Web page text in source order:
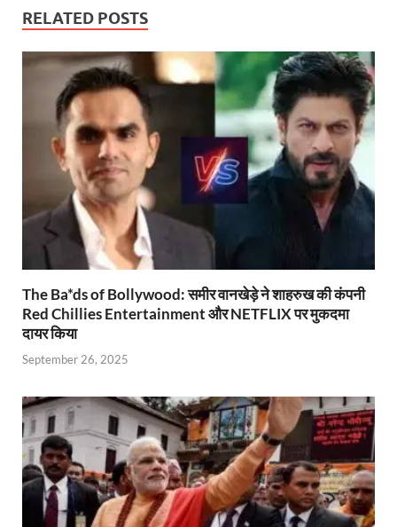
s
A
p
p
b
o
o
k
er
ie
n
dl
y
a
m
Li
n
k
RELATED POSTS
The Ba*ds of Bollywood: समीर वानखेड़े ने शाहरुख की कंपनी
Red Chillies Entertainment और NETFLIX पर मुकदमा
दायर किया
September 26, 2025